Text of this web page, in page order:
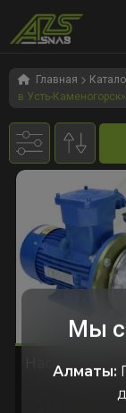
Перейти
навигации
Перейти
Главная
в Усть-Каменогорск»
Насос KM
Мы
Алматы: